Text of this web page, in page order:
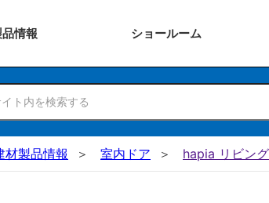
情報 ショールーム
材製品情報 室内ドア hapia リビン